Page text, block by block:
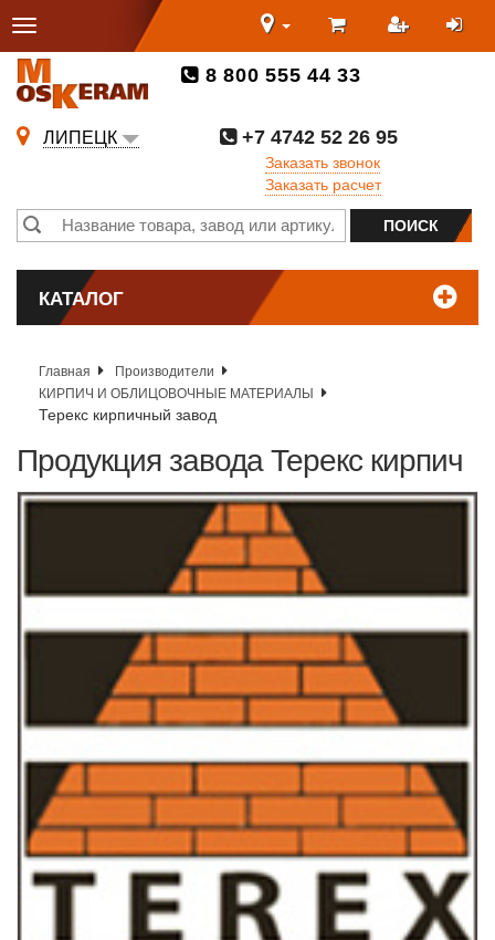
8 800 555 44 33
ЛИПЕЦК
+7 4742 52 26 95
Заказать звонок
Заказать расчет
КАТАЛОГ
Главная
Производители
КИРПИЧ И ОБЛИЦОВОЧНЫЕ МАТЕРИАЛЫ
Терекс кирпичный завод
Продукция завода Терекс кирпич